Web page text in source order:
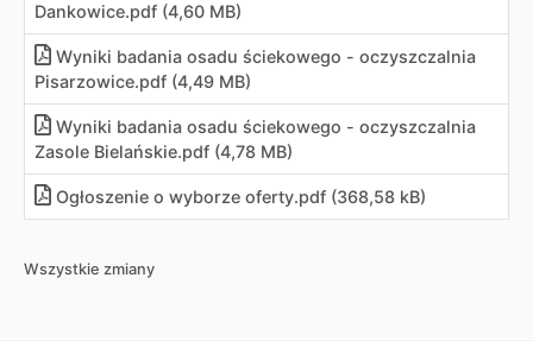
Dankowice.pdf (4,60 MB)
Wyniki badania osadu ściekowego - oczyszczalnia
Pisarzowice.pdf (4,49 MB)
Wyniki badania osadu ściekowego - oczyszczalnia
Zasole Bielańskie.pdf (4,78 MB)
Ogłoszenie o wyborze oferty.pdf (368,58 kB)
Wszystkie zmiany